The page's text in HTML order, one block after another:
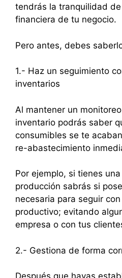
tendrás la tranquilidad
financiera de tu negocio.
Pero antes, debes
1.- Haz un seguimiento
inventarios
Al mantener un
inventario podrás saber
consumibles se te
re-abastecimiento
Por ejemplo, si tienes
producción sabrás si
necesaria para seguir
productivo; evitando
empresa o con tus
2.- Gestiona de forma
Después que hayas